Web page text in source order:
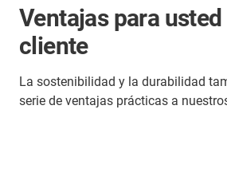
Ventajas para
cliente
La sostenibilidad y la durabilidad
serie de ventajas prácticas a